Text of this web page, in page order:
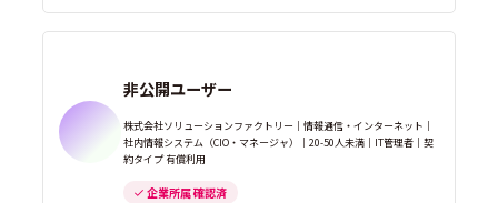
非公開ユーザー
株式会社ソリューションファクトリー｜情報通信・インターネット｜
社内情報システム（CIO・マネージャ）｜20-50人未満｜IT管理者｜契
約タイプ 有償利用
企業所属 確認済